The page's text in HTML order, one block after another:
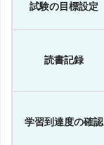
試験の目標設定
読書記録
学習到達度の確認